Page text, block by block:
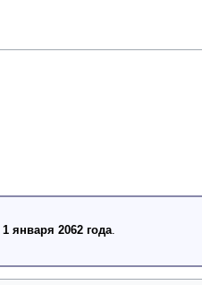
1 января 2062 года.